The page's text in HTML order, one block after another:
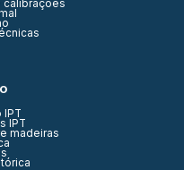
calibrações
IPT
IPT
madeiras